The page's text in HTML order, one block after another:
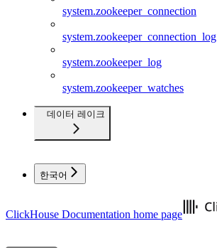
system.zookeeper_connection
system.zookeeper_connection_log
system.zookeeper_log
system.zookeeper_watches
데이터 레이크
한국어
ClickHouse Documentation home page